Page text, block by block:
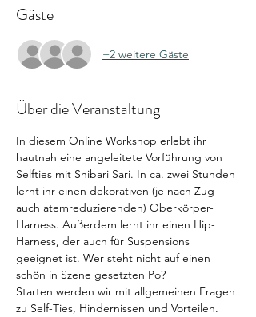
Gäste
+2 weitere Gäste
Über die Veranstaltung
In diesem Online Workshop erlebt ihr
hautnah eine angeleitete Vorführung von
Selfties mit Shibari Sari. In ca. zwei Stunden
lernt ihr einen dekorativen (je nach Zug
auch atemreduzierenden) Oberkörper-
Harness. Außerdem lernt ihr einen Hip-
Harness, der auch für Suspensions
geeignet ist. Wer steht nicht auf einen
schön in Szene gesetzten Po?
Starten werden wir mit allgemeinen Fragen
zu Self-Ties, Hindernissen und Vorteilen.